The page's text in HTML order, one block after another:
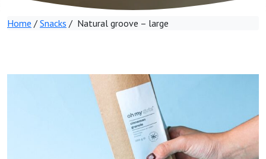
Home / Snacks / Natural groove – large